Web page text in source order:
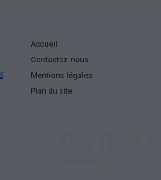
Accueil
Contactez-nous
Mentions légales
Plan du site